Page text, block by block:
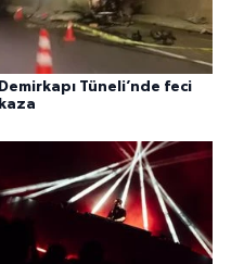
Demirkapı Tüneli’nde feci
kaza